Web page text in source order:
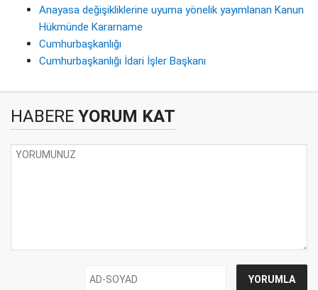
Anayasa değişikliklerine uyuma yönelik yayımlanan Kanun
Hükmünde Kararname
Cumhurbaşkanlığı
Cumhurbaşkanlığı İdari İşler Başkanı
HABERE YORUM KAT